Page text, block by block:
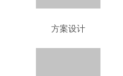
方案设计